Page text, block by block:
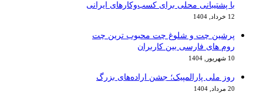
پشتیبانی محلی برای کسب‌وکارهای ایرانی
چت و شلوغ چت محبوب ترین چت
های فارسی بین کاربران
ملی پارالمپیک؛ جشن اراده‌های بزرگ